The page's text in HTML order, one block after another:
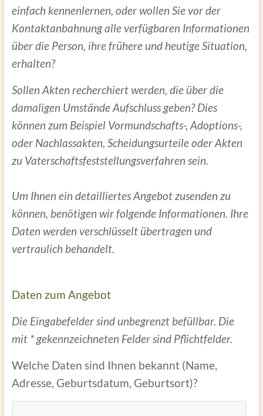
einfach kennenlernen, oder wollen Sie vor der
Kontaktanbahnung alle verfügbaren Informationen
über die Person, ihre frühere und heutige Situation,
erhalten?
Sollen Akten recherchiert werden, die über die
damaligen Umstände Aufschluss geben? Dies
können zum Beispiel Vormundschafts-, Adoptions-,
oder Nachlassakten, Scheidungsurteile oder Akten
zu Vaterschaftsfeststellungsverfahren sein.
Um Ihnen ein detailliertes Angebot zusenden zu
können, benötigen wir folgende Informationen. Ihre
Daten werden verschlüsselt übertragen und
vertraulich behandelt.
Daten zum Angebot
Die Eingabefelder sind unbegrenzt befüllbar. Die
mit * gekennzeichneten Felder sind Pflichtfelder.
Welche Daten sind Ihnen bekannt (Name,
Adresse, Geburtsdatum, Geburtsort)?